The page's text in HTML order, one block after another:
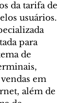
da tarifa de
usuários.
para
de
em
além de